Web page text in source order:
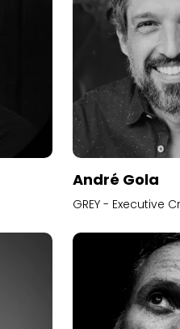
André Gola
GREY - Executive